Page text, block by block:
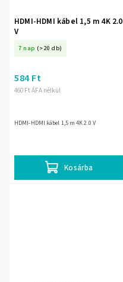
HDMI-HDMI kábel 1,5 m 4K 2.0
V
7 nap (>20 db)
460 Ft ÁFA nélkül
584 Ft
Kosárba
HDMI-HDMI kábel 1,5 m 4K 2.0 V